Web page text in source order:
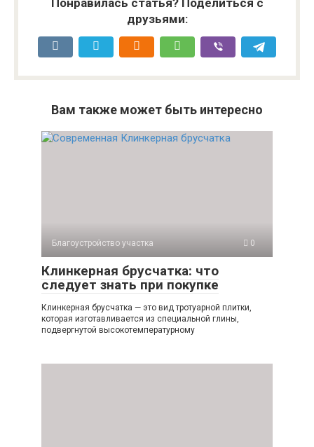
друзьями:
Вам также может быть интересно
Благоустройство участка 0
Клинкерная брусчатка: что
следует знать при покупке
Клинкерная брусчатка — это вид тротуарной плитки,
которая изготавливается из специальной глины,
подвергнутой высокотемпературному